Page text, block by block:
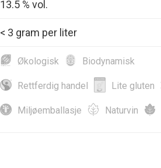
13.5 % vol.
< 3 gram per liter
Økologisk Biodynamisk
Rettferdig handel Lite gluten
Miljøemballasje Naturvin